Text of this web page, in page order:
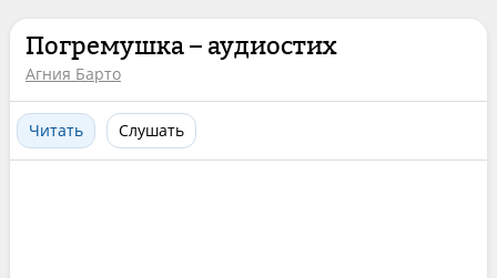
Погремушка – аудиостих
Агния Барто
Читать Слушать